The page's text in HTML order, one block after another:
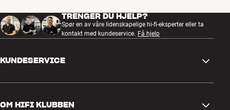
TRENGER DU HJELP?
Spør en av våre lidenskapelige hi-fi-eksperter eller ta
kontakt med kundeservice. Få hjelp
KUNDESERVICE
OM HIFI KLUBBEN